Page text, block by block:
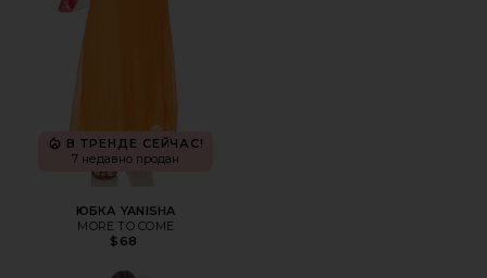
В ТРЕНДЕ СЕЙЧАС!
7 недавно продан
ЮБКА YANISHA
MORE TO COME
$68